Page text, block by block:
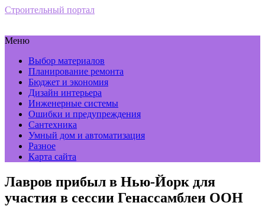
Строительный портал
Меню
Выбор материалов
Планирование ремонта
Бюджет и экономия
Дизайн интерьера
Инженерные системы
Ошибки и предупреждения
Сантехника
Умный дом и автоматизация
Разное
Карта сайта
Лавров прибыл в Нью-Йорк для
участия в сессии Генассамблеи ООН